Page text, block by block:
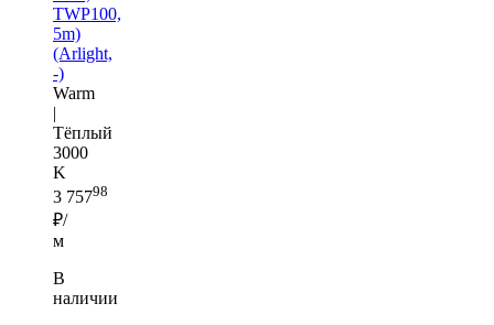
TWP100,
5m)
(Arlight,
-)
Warm
|
Тёплый
3000
K
3 75798
₽/
м
В
наличии